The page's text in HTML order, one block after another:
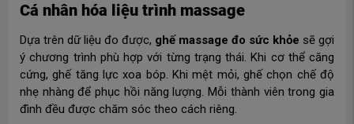
Cá nhân hóa liệu trình massage
Dựa trên dữ liệu đo được, ghế massage đo sức khỏe sẽ gợi
ý chương trình phù hợp với từng trạng thái. Khi cơ thể căng
cứng, ghế tăng lực xoa bóp. Khi mệt mỏi, ghế chọn chế độ
nhẹ nhàng để phục hồi năng lượng. Mỗi thành viên trong gia
đình đều được chăm sóc theo cách riêng.